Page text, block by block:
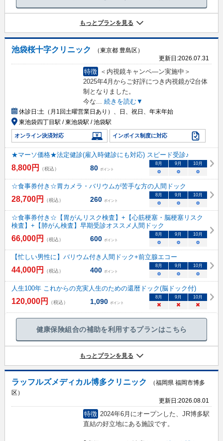
もっとプランを見る
池袋桜十字クリニック
（東京都 豊島区）
更新日:2026.07.31
特徴
＜内視鏡キャンペ―ン実施中＞
2025年4月からご好評につき内視鏡が2台体
制となりました。
今な
続きを読む▼
休診日:土（月1回土曜営業日あり）、日、祝日、年末年始
東池袋四丁目駅 / 東池袋駅 / 池袋駅
オンライン決済対応 インボイス制度に対応
★マーソ価格★法定健診(雇入時健診にも対応) スピード受診♪
8,800円 （税込） 80 ポイント
8 月 9 月 10月
○ ○ ○
☆食事券付き☆胃カメラ・バリウムが苦手な方の人間ドック
28,700円 （税込） 260 ポイント
8 月 9 月 10月
○ ○ ○
☆食事券付き☆【胃がんリスク検査】+【心筋梗塞・脳梗塞リスク
検査】+【肺がん検査】早期受診オススメ人間ドック
66,000円 （税込） 600 ポイント
8 月 9 月 10月
○ ○ ○
【忙しい男性に】バリウム付き人間ドック+前立腺エコー
44,000円 （税込） 400 ポイント
8 月 9 月 10月
○ ○ ○
人生100年 これからの充実人生のための還暦ドック(脳ドック付)
120,000円 （税込） 1,090 ポイント
8 月 9 月 10月
× × ×
健康保険組合の補助を利用するプランはこちら
もっとプランを見る
ラッフルズメディカル博多クリニック
（福岡県 福岡市博多
区）
更新日:2026.08.01
特徴 2024年6月にオープンした、JR博多駅
直結の好立地にある施設です。